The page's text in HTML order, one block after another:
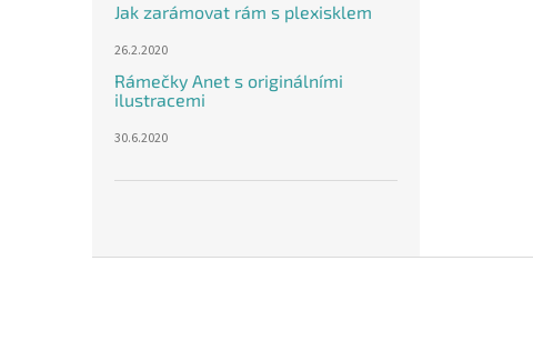
Jak zarámovat rám s plexisklem
26.2.2020
Rámečky Anet s originálními
ilustracemi
30.6.2020